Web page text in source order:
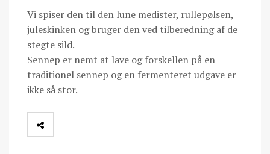
Vi spiser den til den lune medister, rullepølsen,
juleskinken og bruger den ved tilberedning af de
stegte sild.
Sennep er nemt at lave og forskellen på en
traditionel sennep og en fermenteret udgave er
ikke så stor.